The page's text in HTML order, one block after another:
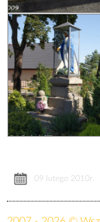
09 lutego 2010r.